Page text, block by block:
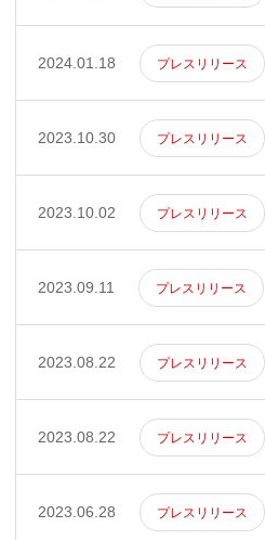
GLOBAL SUBSIDIARIES
RECRUIT
CONTACT
2024.01.18 プレスリリース
2023.10.30 プレスリリース
2023.10.02 プレスリリース
2023.09.11 プレスリリース
2023.08.22 プレスリリース
2023.08.22 プレスリリース
2023.06.28 プレスリリース